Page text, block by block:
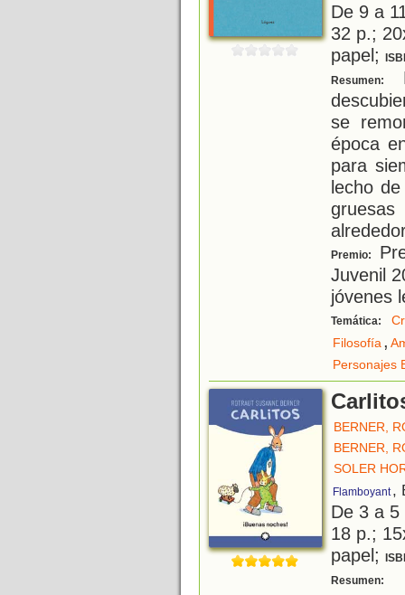
De 9 a
32 p.;
papel;
Resumen:
se
época
para
lecho
Premio:
Juvenil
jóvenes
Temática:
Filosofía,
Personajes
BERNER,
BERNER,
SOLER
Flamboyant ,
De 3 a
18 p.;
papel;
Resumen: